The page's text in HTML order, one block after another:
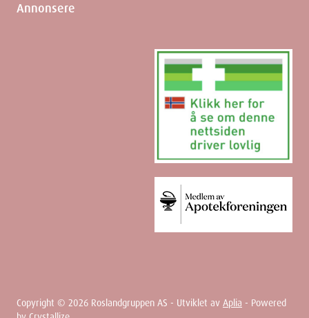
Annonsere
Copyright © 2026 Roslandgruppen AS - Utviklet av Aplia - Powered